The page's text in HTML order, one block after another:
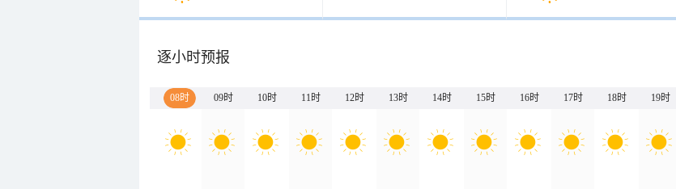
逐小时预报
08时 09时 10时 11时 12时 13时 14时 15时 16时 17时 18时 19时